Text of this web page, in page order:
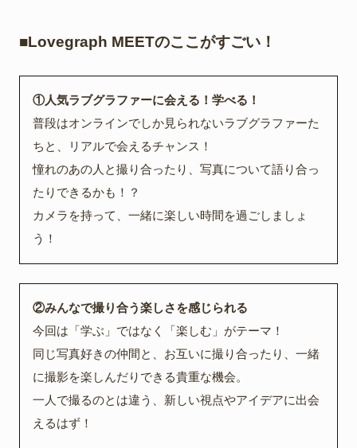
■Lovegraph MEETのここがすごい！
①人気ラブグラファーに会える！学べる！
普段はオンラインでしか見られないラブグラファーた
ちと、リアルで会えるチャンス！
憧れのあの人と撮り合ったり、写真について語り合っ
たりできるかも！？
カメラを持って、一緒に楽しい時間を過ごしましょ
う！
②みんなで撮り合う楽しさを感じられる
今回は「学ぶ」ではなく「楽しむ」がテーマ！
同じ写真好きの仲間と、お互いに撮り合ったり、一緒
に撮影を楽しんだりできる貴重な機会。
一人で撮るのとは違う、新しい視点やアイデアに出会
えるはず！